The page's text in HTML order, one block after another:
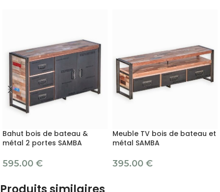
Bahut bois de bateau &
métal 2 portes SAMBA
595.00 €
Meuble TV bois de bateau et
métal SAMBA
395.00 €